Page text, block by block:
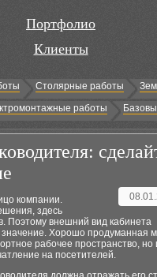
Портфолио
Клиенты
Столярные работы
работы
компании.
здесь
Поэтому внешний вид кабинета
значение. Хорошо продуманная
рабочее пространство, но
на посетителей.